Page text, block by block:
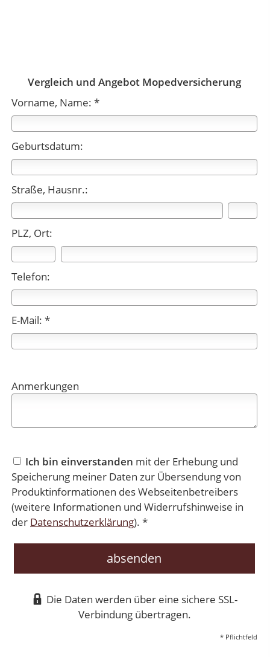
Vergleich und Angebot Mopedversicherung
Vorname, Name: *
Geburtsdatum:
Straße, Hausnr.:
PLZ, Ort:
Telefon:
E-Mail: *
Anmerkungen
Ich bin einverstanden mit der Erhebung und
Speicherung meiner Daten zur Übersendung von
Produktinformationen des Webseitenbetreibers
(weitere Informationen und Widerrufshinweise in
der Datenschutzerklärung). *
absenden
Die Daten werden über eine sichere SSL-
Verbindung übertragen.
* Pflichtfeld